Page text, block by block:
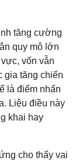
tăng cường
quy mô lớn
vốn vẫn
gia tăng chiến
là điểm nhấn
Liệu điều này
khai hay
cho thấy vai